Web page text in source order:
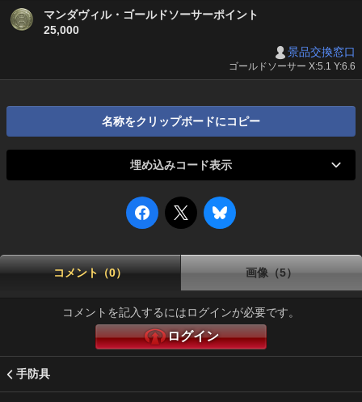
マンダヴィル・ゴールドソーサーポイント
25,000
景品交換窓口
ゴールドソーサー X:5.1 Y:6.6
名称をクリップボードにコピー
埋め込みコード表示
コメント（0） 画像（5）
コメントを記入するにはログインが必要です。
ログイン
手防具